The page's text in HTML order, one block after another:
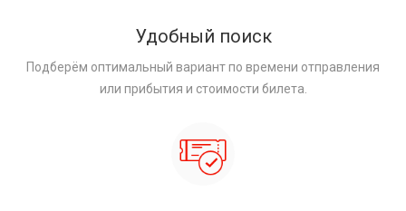
Удобный поиск
Подберём оптимальный вариант по времени отправления
или прибытия и стоимости билета.